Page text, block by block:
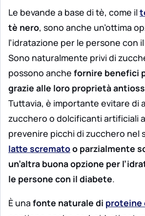
Le bevande a base di tè, come il
tè nero, sono anche un’ottima
l’idratazione per le persone con
Sono naturalmente privi di
possono anche fornire benefici
grazie alle loro proprietà
Tuttavia, è importante evitare di
zucchero o dolcificanti artificiali
prevenire picchi di zucchero nel
latte scrematoo parzialmente
un’altra buona opzione per
le persone con il diabete.
È una fonte naturale di proteine